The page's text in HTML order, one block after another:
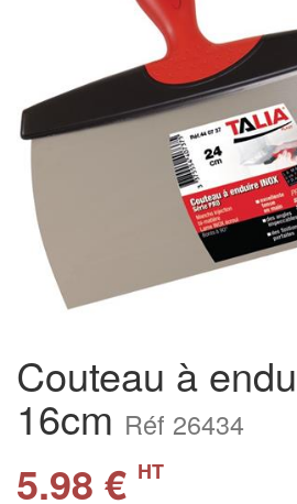
Couteau à
16cm Réf 26434
5.98 € HT